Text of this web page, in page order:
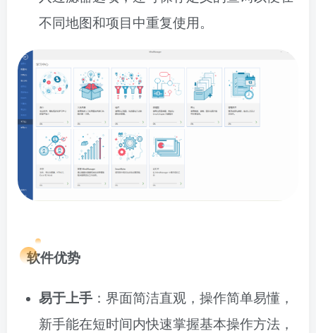
不同地图和项目中重复使用。
软件优势
易于上手 ：界面简洁直观，操作简单易懂，
新手能在短时间内快速掌握基本操作方法，